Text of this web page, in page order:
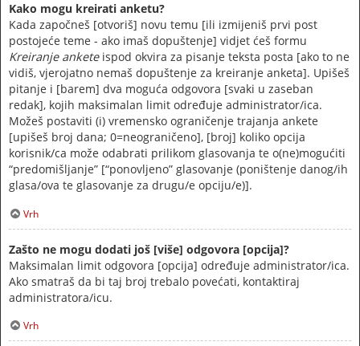
Kako mogu kreirati anketu?
Kada započneš [otvoriš] novu temu [ili izmijeniš prvi post
postojeće teme - ako imaš dopuštenje] vidjet ćeš formu
Kreiranje anketeispod okvira za pisanje teksta posta [ako to ne
vidiš, vjerojatno nemaš dopuštenje za kreiranje anketa]. Upišeš
pitanje i [barem] dva moguća odgovora [svaki u zaseban
redak], kojih maksimalan limit određuje administrator/ica.
Možeš postaviti (i) vremensko ograničenje trajanja ankete
[upišeš broj dana; 0=neograničeno], [broj] koliko opcija
korisnik/ca može odabrati prilikom glasovanja te o(ne)mogućiti
“predomišljanje” [“ponovljeno” glasovanje (poništenje danog/ih
glasa/ova te glasovanje za drugu/e opciju/e)].
Vrh
Zašto ne mogu dodati još [više] odgovora [opcija]?
Maksimalan limit odgovora [opcija] određuje administrator/ica.
Ako smatraš da bi taj broj trebalo povećati, kontaktiraj
administratora/icu.
Vrh